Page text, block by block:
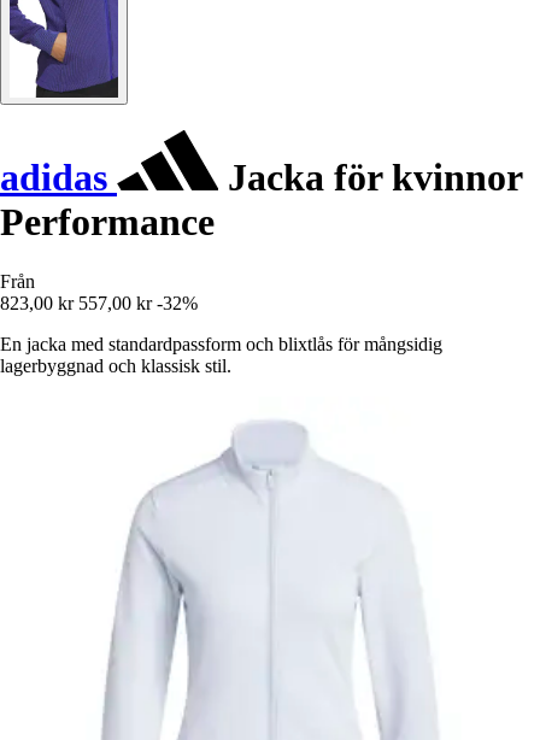
adidas
Jacka för kvinnor
Performance
Från
823,00 kr 557,00 kr -32%
En jacka med standardpassform och blixtlås för mångsidig
lagerbyggnad och klassisk stil.